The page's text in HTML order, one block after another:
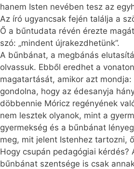
hanem Isten nevében tesz az
Az író ugyancsak fején találja a
Ő a bűntudata révén érezte
szó: „mindent újrakezdhetünk”.
A bűnbánat, a megbánás
olvassuk. Ebből eredhet a
magatartását, amikor azt
gondolna, hogy az édesanyja
döbbennie Móricz regényének
nem lesztek olyanok, mint a
gyermekség és a bűnbánat
meg, mit jelent Istenhez tartozni,
Hogy csupán pedagógiai kérdés?
bűnbánat szentsége is csak